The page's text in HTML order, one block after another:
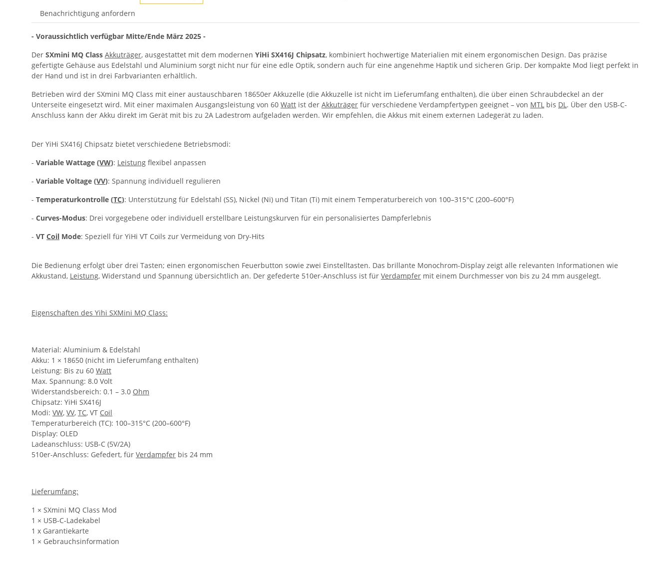
Benachrichtigung anfordern
- Voraussichtlich verfügbar Mitte/Ende März 2025 -
Der SXmini MQ Class Akkuträger, ausgestattet mit dem modernen YiHi SX416J Chipsatz, kombiniert hochwertige Materialien mit einem ergonomischen Design. Das präzise
gefertigte Gehäuse aus Edelstahl und Aluminium sorgt nicht nur für eine edle Optik, sondern auch für eine angenehme Haptik und sicheren Grip. Der kompakte Mod liegt perfekt in
der Hand und ist in drei Farbvarianten erhältlich.
Betrieben wird der SXmini MQ Class mit einer austauschbaren 18650er Akkuzelle (die Akkuzelle ist nicht im Lieferumfang enthalten), die über einen Schraubdeckel an der
Unterseite eingesetzt wird. Mit einer maximalen Ausgangsleistung von 60 Watt ist der Akkuträger für verschiedene Verdampfertypen geeignet – von MTL bis DL. Über den USB-C-
Anschluss kann der Akku direkt im Gerät mit bis zu 2A Ladestrom aufgeladen werden. Wir empfehlen, die Akkus mit einem externen Ladegerät zu laden.
Der YiHi SX416J Chipsatz bietet verschiedene Betriebsmodi:
- Variable Wattage (VW): Leistung flexibel anpassen
- Variable Voltage (VV): Spannung individuell regulieren
- Temperaturkontrolle (TC): Unterstützung für Edelstahl (SS), Nickel (Ni) und Titan (Ti) mit einem Temperaturbereich von 100–315°C (200–600°F)
- Curves-Modus: Drei vorgegebene oder individuell erstellbare Leistungskurven für ein personalisiertes Dampferlebnis
- VT Coil Mode: Speziell für YiHi VT Coils zur Vermeidung von Dry-Hits
Die Bedienung erfolgt über drei Tasten; einen ergonomischen Feuerbutton sowie zwei Einstelltasten. Das brillante Monochrom-Display zeigt alle relevanten Informationen wie
Akkustand, Leistung, Widerstand und Spannung übersichtlich an. Der gefederte 510er-Anschluss ist für Verdampfer mit einem Durchmesser von bis zu 24 mm ausgelegt.
Eigenschaften des Yihi SXMini MQ Class:
Material: Aluminium & Edelstahl
Akku: 1 × 18650 (nicht im Lieferumfang enthalten)
Leistung: Bis zu 60 Watt
Max. Spannung: 8.0 Volt
Widerstandsbereich: 0.1 – 3.0 Ohm
Chipsatz: YiHi SX416J
Modi: VW, VV, TC, VT Coil
Temperaturbereich (TC): 100–315°C (200–600°F)
Display: OLED
Ladeanschluss: USB-C (5V/2A)
510er-Anschluss: Gefedert, für Verdampfer bis 24 mm
Lieferumfang:
1 × SXmini MQ Class Mod
1 × USB-C-Ladekabel
1 x Garantiekarte
1 × Gebrauchsinformation